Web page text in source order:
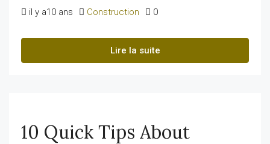
il y a10 ans Construction 0
Lire la suite
10 Quick Tips About